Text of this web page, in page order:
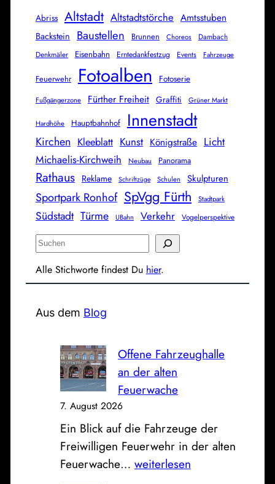
Abriss Altstadt Altstadtstörche Amtsstuben
Backstein Baustellen Brunnen Choreos
Dambach
Denkmäler
Eisenbahn Erntedankfestzug Events Fahrzeuge
Feuerwehr Fotoalben Fotoserie
Fußgängerzone Fürther Freiheit Graffiti Grüner Markt
Hardhöhe Hauptbahnhof Innenstadt
Kirchen Kleeblatt Kunst Königstraße Licht
Michaelis-Kirchweih Neubau Panorama
Rathaus Reklame Schriftzüge Schulen Skulpturen
Sportpark Ronhof SpVgg Fürth Stadtpark
Südstadt Türme UBahn Verkehr Vogelperspektive
S
c
e
Alle Stichworte findest Du hier.
Aus dem Blog
Offene Fahrzeughalle
an der alten
Feuerwache
7. August 2026
Ein Blick auf die Fahrzeuge der
Freiwilligen Feuerwehr in der alten
Feuerwache… O
weiterlesen